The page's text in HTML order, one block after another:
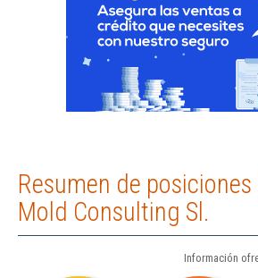
Resumen de
Mold Consulting Sl.
Información